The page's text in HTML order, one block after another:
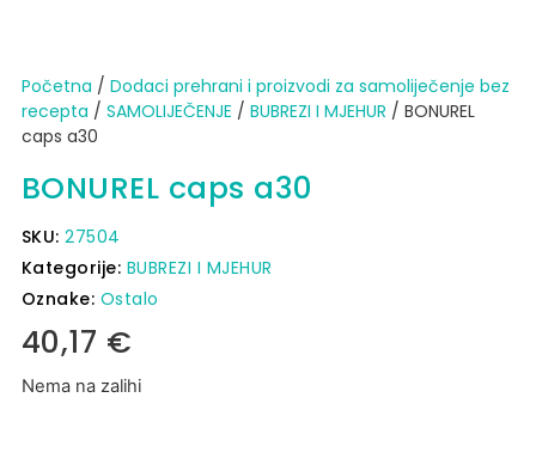
Početna / Dodaci prehrani i proizvodi za samoliječenje bez
recepta / SAMOLIJEČENJE / BUBREZI I MJEHUR / BONUREL
caps a30
BONUREL caps a30
SKU:27504
Kategorije: BUBREZI I MJEHUR
Oznake: Ostalo
40,17 €
Nema na zalihi